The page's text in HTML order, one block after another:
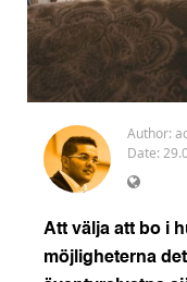
Author:
Date:
Att välja att bo i
möjligheterna